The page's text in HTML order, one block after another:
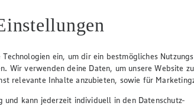
60% Rabatt)
(1kg = 2,02)
500g
ein, um dir ein bestmögliches
Wir verwenden deine Daten, um unsere Website zu
relevante Inhalte anzubieten, sowie für
kann jederzeit individuell in den Datenschutz-